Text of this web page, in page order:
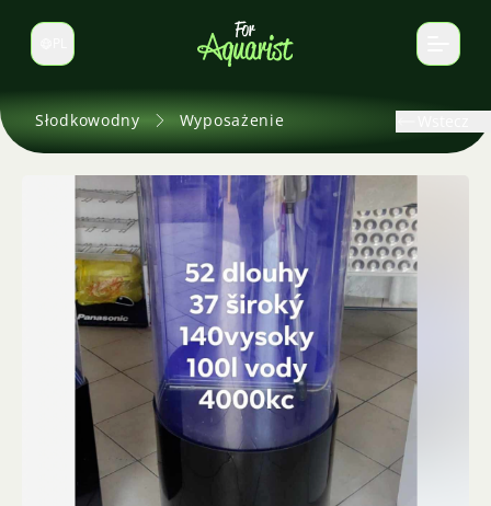
Zmień język
Słodkowodny Wyposażenie